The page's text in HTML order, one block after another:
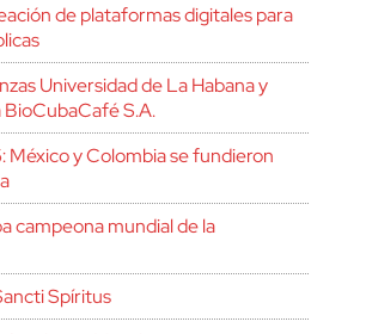
de plataformas digitales para
Universidad de La Habana y
S.A.
México y Colombia se fundieron
campeona mundial de la
Spíritus